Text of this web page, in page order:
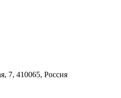
7, 410065, Россия